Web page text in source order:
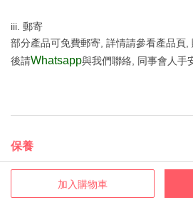
加入購物車
iii. 郵寄
部分產品可免費郵寄, 詳情請參看產品頁,
後請Whatsapp與我們聯絡, 同事會人手
保養
平行進口產品 (水貨)